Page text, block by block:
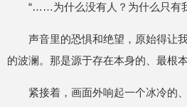
“……为什么没有人？为什么只
声音里的恐惧和绝望，原始得让
的波澜。那是源于存在本身的、最根本
紧接着，画面外响起一个冰冷的